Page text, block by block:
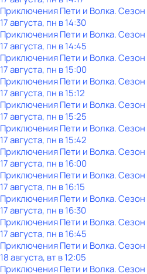
Приключения Пети и Волка. Сезон
17 августа, пн в 14:30
Приключения Пети и Волка. Сезон
17 августа, пн в 14:45
Приключения Пети и Волка. Сезон
17 августа, пн в 15:00
Приключения Пети и Волка. Сезон
17 августа, пн в 15:12
Приключения Пети и Волка. Сезон
17 августа, пн в 15:25
Приключения Пети и Волка. Сезон
17 августа, пн в 15:42
Приключения Пети и Волка. Сезон
17 августа, пн в 16:00
Приключения Пети и Волка. Сезон
17 августа, пн в 16:15
Приключения Пети и Волка. Сезон
17 августа, пн в 16:30
Приключения Пети и Волка. Сезон
17 августа, пн в 16:45
Приключения Пети и Волка. Сезон
18 августа, вт в 12:05
Приключения Пети и Волка. Сезон